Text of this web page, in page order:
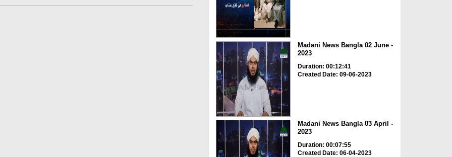
Madani News Bangla 02 June -
2023
Duration: 00:12:41
Created Date: 09-06-2023
Madani News Bangla 03 April -
2023
Duration: 00:07:55
Created Date: 06-04-2023